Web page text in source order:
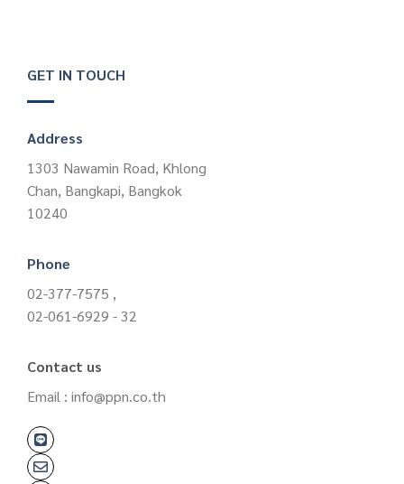
GET IN TOUCH
Address
1303 Nawamin Road, Khlong
Chan, Bangkapi, Bangkok
10240
Phone
02-377-7575 ,
02-061-6929 - 32
Contact us
Email : info@ppn.co.th